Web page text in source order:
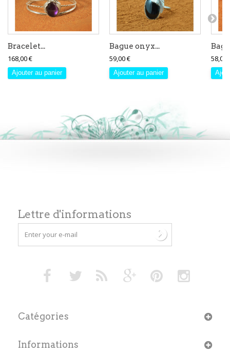
Bracelet...
168,00 €
Ajouter au panier
Bague onyx...
59,00 €
Ajouter au panier
58,00
Lettre d'informations
Catégories
Informations